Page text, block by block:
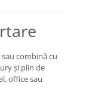
combină cu
și plin de
office sau